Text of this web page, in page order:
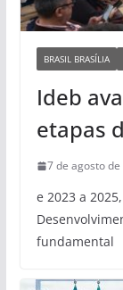
BRASIL BRASÍLIA
Ideb
etapas
7 de agosto de
e 2023 a
fundamental